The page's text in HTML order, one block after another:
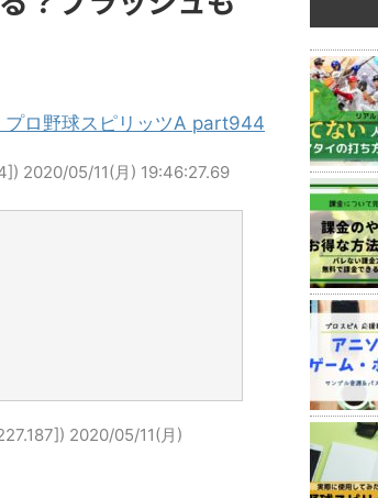
プロ野球スピリッツA part944
2020/05/11(月) 19:46:27.69
2020/05/11(月)